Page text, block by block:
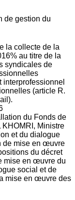
de gestion du
la collecte de la
au titre de la
syndicales de
interprofessionnel
(article R.
du Fonds de
KHOMRI, Ministre
et du dialogue
de mise en œuvre
du décret
mise en œuvre du
social et de
mise en œuvre des